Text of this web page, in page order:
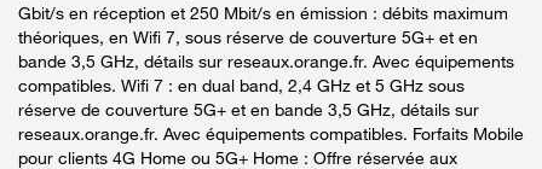
Gbit/s en réception et 250 Mbit/s en émission : débits maximum
théoriques, en Wifi 7, sous réserve de couverture 5G+ et en
bande 3,5 GHz, détails sur reseaux.orange.fr. Avec équipements
compatibles. Wifi 7 : en dual band, 2,4 GHz et 5 GHz sous
réserve de couverture 5G+ et en bande 3,5 GHz, détails sur
reseaux.orange.fr. Avec équipements compatibles. Forfaits Mobile
pour clients 4G Home ou 5G+ Home : Offre réservée aux